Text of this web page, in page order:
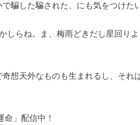
騙した騙された、にも気をつけた
しらね。ま、梅雨どきだし星回り
想天外なものも生まれるし、それ
」配信中！